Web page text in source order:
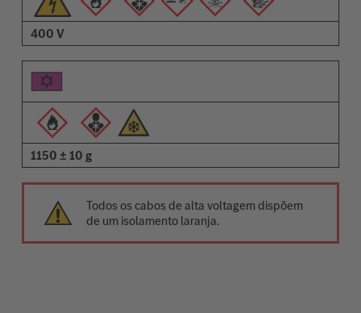
400 V
1150 ± 10 g
Todos os cabos de alta voltagem dispõem
de um isolamento laranja.